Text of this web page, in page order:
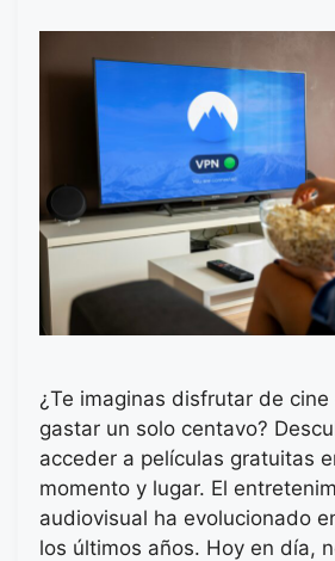
¿Te imaginas disfrutar de
gastar un solo centavo?
acceder a películas gratuitas
momento y lugar. El
audiovisual ha evolucionado
los últimos años. Hoy en día,